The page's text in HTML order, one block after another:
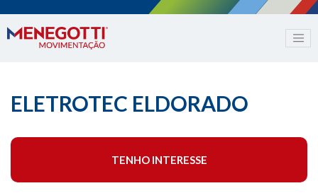
ELETROTEC ELDORADO
TENHO INTERESSE